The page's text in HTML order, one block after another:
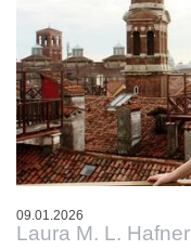
09.01.2026
Laura M. L. Hafner